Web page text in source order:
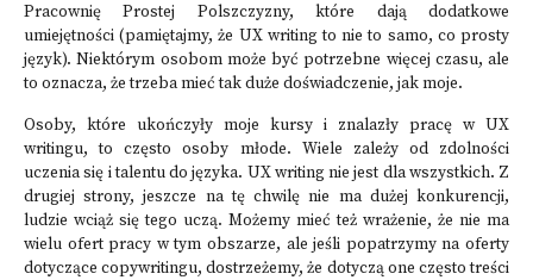
Pracownię Prostej Polszczyzny, które dają dodatkowe
umiejętności (pamiętajmy, że UX writing to nie to samo, co prosty
język). Niektórym osobom może być potrzebne więcej czasu, ale
to oznacza, że trzeba mieć tak duże doświadczenie, jak moje.
Osoby, które ukończyły moje kursy i znalazły pracę w UX
writingu, to często osoby młode. Wiele zależy od zdolności
uczenia się i talentu do języka. UX writing nie jest dla wszystkich. Z
drugiej strony, jeszcze na tę chwilę nie ma dużej konkurencji,
ludzie wciąż się tego uczą. Możemy mieć też wrażenie, że nie ma
wielu ofert pracy w tym obszarze, ale jeśli popatrzymy na oferty
dotyczące copywritingu, dostrzeżemy, że dotyczą one często treści